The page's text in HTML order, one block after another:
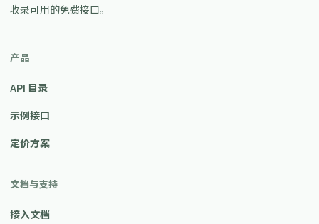
收录可用的免费接口。
产品
API 目录
示例接口
定价方案
文档与支持
接入文档